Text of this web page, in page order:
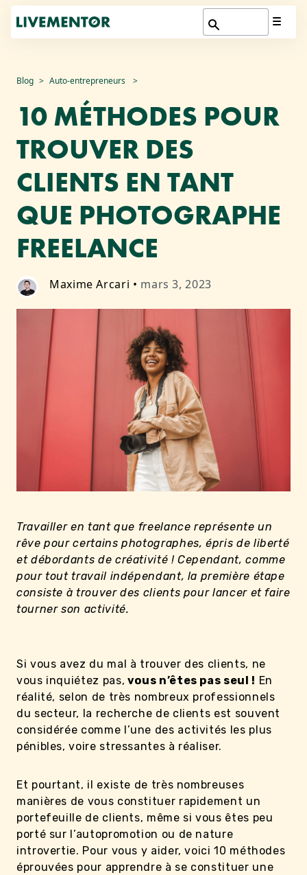
Aller
contenu
Blog Auto-entrepreneurs
10 MÉTHODES POUR
TROUVER DES
CLIENTS EN TANT
QUE PHOTOGRAPHE
FREELANCE
Maxime Arcari • mars 3, 2023
Travailler en tant que freelance représente un
rêve pour certains photographes, épris de liberté
et débordants de créativité ! Cependant, comme
pour tout travail indépendant, la première étape
consiste à trouver des clients pour lancer et faire
tourner son activité.
Si vous avez du mal à trouver des clients, ne
vous inquiétez pas, vous n’êtes pas seul ! En
réalité, selon de très nombreux professionnels
du secteur, la recherche de clients est souvent
considérée comme l’une des activités les plus
pénibles, voire stressantes à réaliser.
Et pourtant, il existe de très nombreuses
manières de vous constituer rapidement un
portefeuille de clients, même si vous êtes peu
porté sur l’autopromotion ou de nature
introvertie. Pour vous y aider, voici 10 méthodes
éprouvées pour apprendre à se constituer une